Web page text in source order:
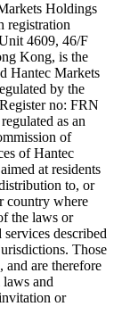
Holdings
registration
4609, 46/F
Kong, is the
Hantec Markets
by the
no: FRN
as an
of
of Hantec
at residents
to, or
country where
the laws or
described
Those
and are therefore
and
or